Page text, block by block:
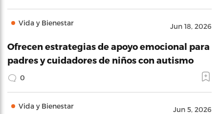
Vida y Bienestar Jun 18, 2026
Ofrecen estrategias de apoyo emocional para
padres y cuidadores de niños con autismo
0
Vida y Bienestar Jun 5, 2026